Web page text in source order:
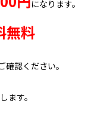
になります。
無料
確認ください。
ます。